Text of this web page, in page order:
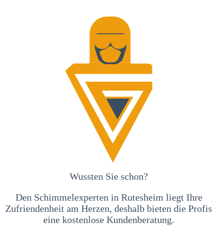
Wussten Sie schon?
Den Schimmelexperten in Rutesheim liegt Ihre
Zufriendenheit am Herzen, deshalb bieten die Profis
eine kostenlose Kundenberatung.